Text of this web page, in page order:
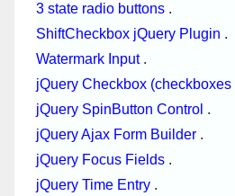
3 state radio buttons .
ShiftCheckbox jQuery Plugin .
Watermark Input .
jQuery Checkbox
jQuery SpinButton Control .
jQuery Ajax Form Builder .
jQuery Focus Fields .
jQuery Time Entry .